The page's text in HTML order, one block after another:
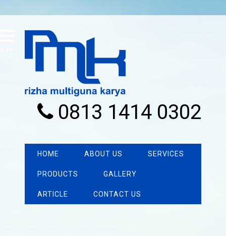
0813 1414 0302
HOME ABOUT US SERVICES
PRODUCTS GALLERY
ARTICLE CONTACT US